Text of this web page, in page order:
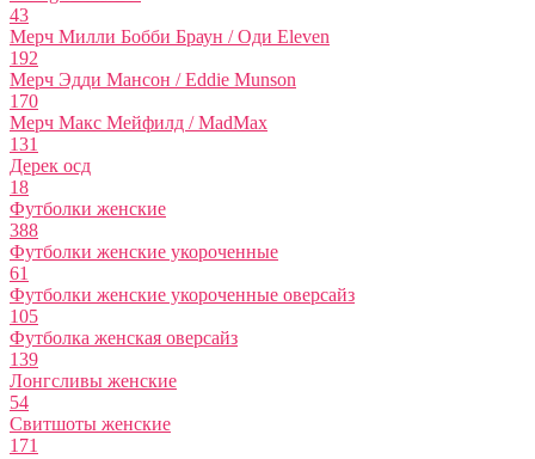
43
Мерч Милли Бобби Браун / Оди Eleven
192
Мерч Эдди Мансон / Eddie Munson
170
Мерч Макс Мейфилд / MadMax
131
Дерек осд
18
Футболки женские
388
Футболки женские укороченные
61
Футболки женские укороченные оверсайз
105
Футболка женская оверсайз
139
Лонгсливы женские
54
Свитшоты женские
171